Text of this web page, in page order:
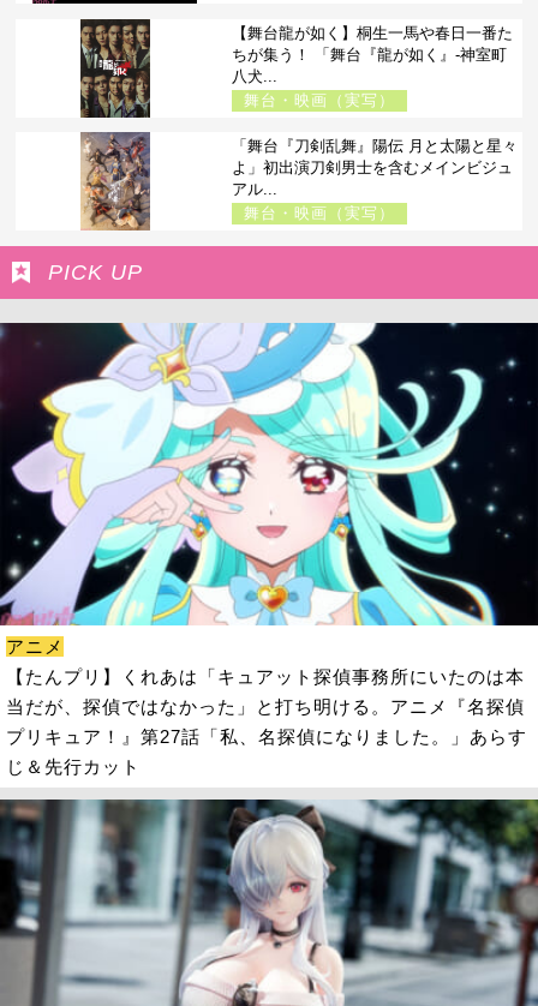
【舞台龍が如く】桐生一馬や春日一番た
ちが集う！ 「舞台『龍が如く』-神室町
八犬...
舞台・映画（実写）
「舞台『刀剣乱舞』陽伝 月と太陽と星々
よ」初出演刀剣男士を含むメインビジュ
アル...
舞台・映画（実写）
PICK UP
アニメ
【たんプリ】くれあは「キュアット探偵事務所にいたのは本
当だが、探偵ではなかった」と打ち明ける。アニメ『名探偵
プリキュア！』第27話「私、名探偵になりました。」あらす
じ＆先行カット